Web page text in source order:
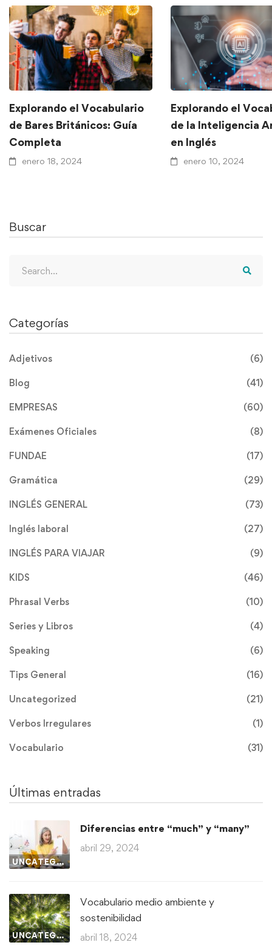
Explorando el Vocabulario
de Bares Británicos: Guía
Completa
enero 18, 2024
Explorando el
de la Inteligencia
en Inglés
enero 10, 2024
Buscar
for:
Categorías
Adjetivos (6)
Blog (41)
EMPRESAS (60)
Exámenes Oficiales (8)
FUNDAE (17)
Gramática (29)
INGLÉS GENERAL (73)
Inglés laboral (27)
INGLÉS PARA VIAJAR (9)
KIDS (46)
Phrasal Verbs (10)
Series y Libros (4)
Speaking (6)
Tips General (16)
Uncategorized (21)
Verbos Irregulares (1)
Vocabulario (31)
Últimas entradas
UNCATEGORIZED
Diferencias entre “much” y “many”
abril 29, 2024
UNCATEGORIZED
Vocabulario medio ambiente y
sostenibilidad
abril 18, 2024